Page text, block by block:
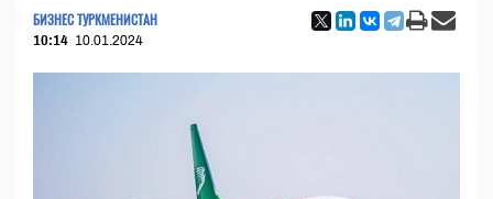
БИЗНЕС ТУРКМЕНИСТАН
10:14 10.01.2024